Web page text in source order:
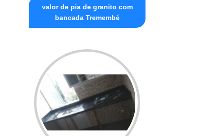
valor de pia de granito com
bancada Tremembé